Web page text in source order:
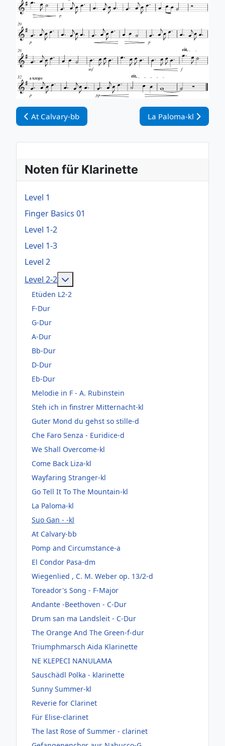
Vorheriger Beitrag: At Calvary-bb
At Calvary-bb Nächster Beitrag: La
La Paloma-kl
Noten für Klarinette
Level 1
Finger Basics 01
Level 1-2
Level 1-3
Level 2
Level 2-2
Etüden L2-2
F-Dur
G-Dur
A-Dur
Bb-Dur
D-Dur
Eb-Dur
Melodie in F - A. Rubinstein
Steh ich in finstrer Mitternacht-kl
Guter Mond du gehst so stille-d
Che Faro Senza - Euridice-d
We Shall Overcome-kl
Come Back Liza-kl
Wayfaring Stranger-kl
Go Tell It To The Mountain-kl
La Paloma-kl
Suo Gan - -kl
At Calvary-bb
Pomp and Circumstance-a
El Condor Pasa-dm
Wiegenlied , C. M. Weber op. 13/2-d
Toreador's Song - F-Major
Andante -Beethoven - C-Dur
Drum san ma Landsleit - C-Dur
The Orange And The Green-f-dur
Triumphmarsch Aida Klarinette
NE KLEPECI NANULAMA
Sauschädl Polka - klarinette
Sunny Summer-kl
Reverie for Clarinet
Für Elise-clarinet
The last Rose of Summer - clarinet